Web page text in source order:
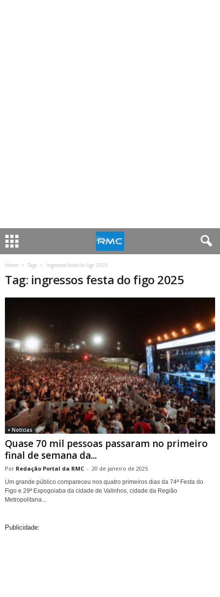
Home Tags Ingressos festa do figo 2025
Tag: ingressos festa do figo 2025
+ Notícias
Quase 70 mil pessoas passaram no primeiro
final de semana da...
Redação Portal da RMC - 20 de janeiro de 2025
Um grande público compareceu nos quatro primeiros dias da 74ª Festa do
Figo e 29ª Expogoiaba da cidade de Valinhos, cidade da Região
Metropolitana...
Publicidade: